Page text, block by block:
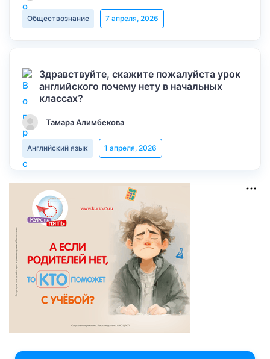
Обществознание 7 апреля, 2026
Здравствуйте, скажите пожалуйста урок
английского почему нету в начальных
классах?
Тамара Алимбекова
Английский язык 1 апреля, 2026